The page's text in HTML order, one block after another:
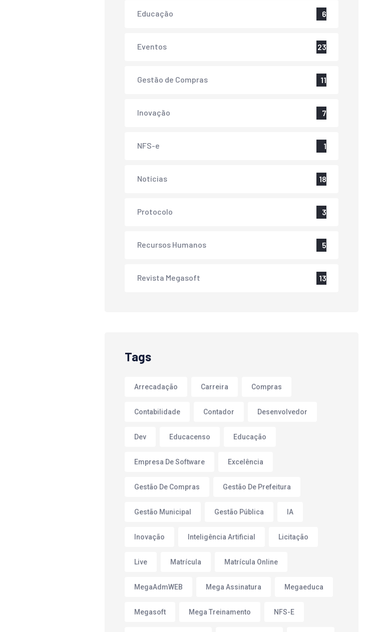
Educação 6
Eventos 23
Gestão de Compras 11
Inovação 7
NFS-e 1
Notícias 18
Protocolo 3
Recursos Humanos 5
Revista Megasoft 13
Tags
Arrecadação Carreira Compras
Contabilidade Contador Desenvolvedor
Dev Educacenso Educação
Empresa De Software Excelência
Gestão De Compras Gestão De Prefeitura
Gestão Municipal Gestão Pública IA
Inovação Inteligência Artificial Licitação
Live Matrícula Matrícula Online
MegaAdmWEB Mega Assinatura Megaeduca
Megasoft Mega Treinamento NFS-E